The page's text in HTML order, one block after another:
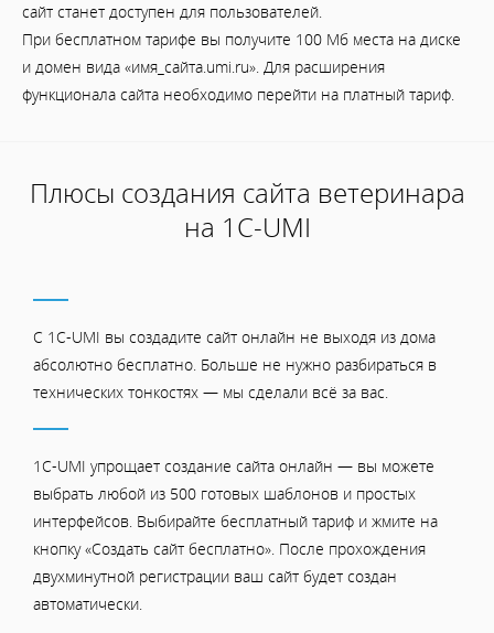
сайт станет доступен для пользователей.
При бесплатном тарифе вы получите 100 Мб места на диске
и домен вида «имя_сайта.umi.ru». Для расширения
функционала сайта необходимо перейти на платный тариф.
Плюсы создания сайта ветеринара
на 1С-UMI
С 1C-UMI вы создадите сайт онлайн не выходя из дома
абсолютно бесплатно. Больше не нужно разбираться в
технических тонкостях — мы сделали всё за вас.
1C-UMI упрощает создание сайта онлайн — вы можете
выбрать любой из 500 готовых шаблонов и простых
интерфейсов. Выбирайте бесплатный тариф и жмите на
кнопку «Создать сайт бесплатно». После прохождения
двухминутной регистрации ваш сайт будет создан
автоматически.